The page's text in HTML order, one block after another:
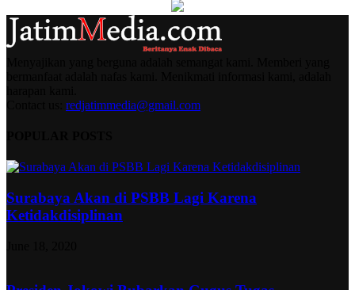
redjatimmedia@gmail.com
Surabaya Akan di PSBB Lagi Karena
Ketidakdisiplinan